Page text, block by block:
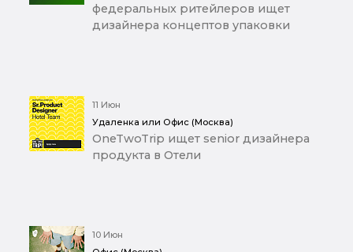
федеральных ритейлеров ищет
дизайнера концептов упаковки
11 Июн
Удаленка или Офис (Москва)
OneTwoTrip ищет senior дизайнера
продукта в Отели
10 Июн